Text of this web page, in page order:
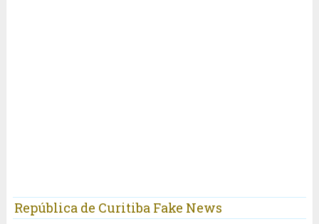
República de Curitiba Fake News